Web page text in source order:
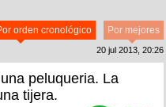
Por mejores
orden cronológico
20 jul 2013, 20:26
peluqueria. La
tijera.